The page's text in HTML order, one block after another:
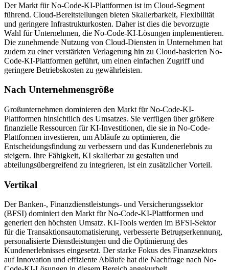
Der Markt für No-Code-KI-Plattformen ist im Cloud-Segment
führend. Cloud-Bereitstellungen bieten Skalierbarkeit, Flexibilität
und geringere Infrastrukturkosten. Daher ist dies die bevorzugte
Wahl für Unternehmen, die No-Code-KI-Lösungen implementieren.
Die zunehmende Nutzung von Cloud-Diensten in Unternehmen hat
zudem zu einer verstärkten Verlagerung hin zu Cloud-basierten No-
Code-KI-Plattformen geführt, um einen einfachen Zugriff und
geringere Betriebskosten zu gewährleisten.
Nach Unternehmensgröße
Großunternehmen dominieren den Markt für No-Code-KI-
Plattformen hinsichtlich des Umsatzes. Sie verfügen über größere
finanzielle Ressourcen für KI-Investitionen, die sie in No-Code-
Plattformen investieren, um Abläufe zu optimieren, die
Entscheidungsfindung zu verbessern und das Kundenerlebnis zu
steigern. Ihre Fähigkeit, KI skalierbar zu gestalten und
abteilungsübergreifend zu integrieren, ist ein zusätzlicher Vorteil.
Vertikal
Der Banken-, Finanzdienstleistungs- und Versicherungssektor
(BFSI) dominiert den Markt für No-Code-KI-Plattformen und
generiert den höchsten Umsatz. KI-Tools werden im BFSI-Sektor
für die Transaktionsautomatisierung, verbesserte Betrugserkennung,
personalisierte Dienstleistungen und die Optimierung des
Kundenerlebnisses eingesetzt. Der starke Fokus des Finanzsektors
auf Innovation und effiziente Abläufe hat die Nachfrage nach No-